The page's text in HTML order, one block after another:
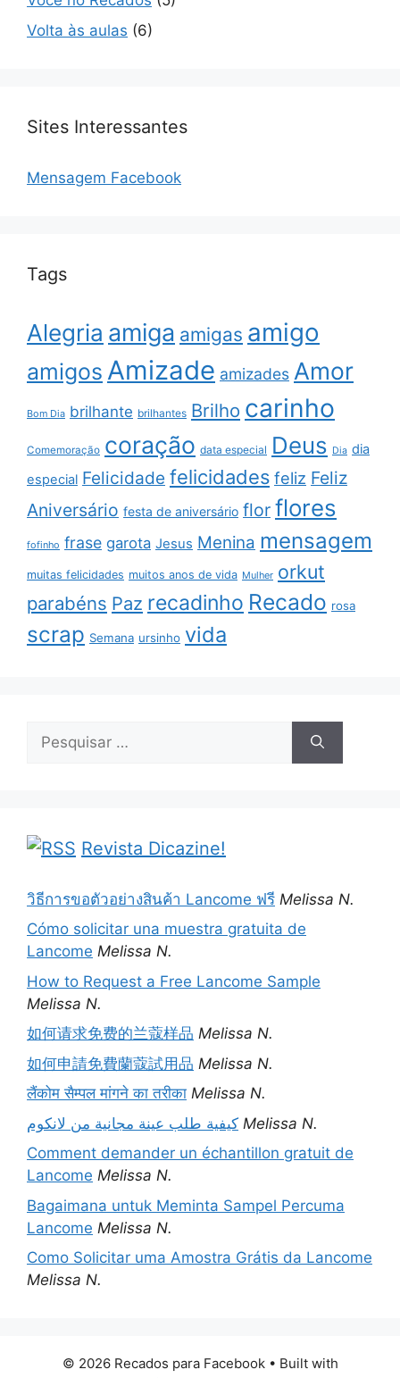
Volta às aulas (6)
Sites Interessantes
Mensagem Facebook
Tags
Alegria amiga amigas amigo
amigos Amizade amizades Amor
Bom Dia brilhante brilhantes Brilho carinho
Comemoração coração data especial Deus Dia dia
especial Felicidade felicidades feliz Feliz
Aniversário festa de aniversário flor flores
fofinho frase garota Jesus Menina mensagem
muitas felicidades muitos anos de vida Mulher orkut
parabéns Paz recadinho Recado rosa
scrap Semana ursinho vida
por:
Revista Dicazine!
วิธีการขอตัวอย่างสินค้า Lancome ฟรี Melissa N.
Cómo solicitar una muestra gratuita de
Lancome Melissa N.
How to Request a Free Lancome Sample
Melissa N.
如何请求免费的兰蔻样品 Melissa N.
如何申請免費蘭蔻試用品 Melissa N.
लैंकोम सैम्पल मांगने का तरीका Melissa N.
كيفية طلب عينة مجانية من لانكوم Melissa N.
Comment demander un échantillon gratuit de
Lancome Melissa N.
Bagaimana untuk Meminta Sampel Percuma
Lancome Melissa N.
Como Solicitar uma Amostra Grátis da Lancome
Melissa N.
© 2026 Recados para Facebook• Built with